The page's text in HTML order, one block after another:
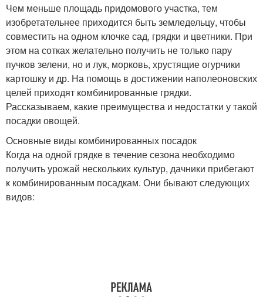
Чем меньше площадь придомового участка, тем
изобретательнее приходится быть земледельцу, чтобы
совместить на одном клочке сад, грядки и цветники. При
этом на сотках желательно получить не только пару
пучков зелени, но и лук, морковь, хрустящие огурчики
картошку и др. На помощь в достижении наполеоновских
целей приходят комбинированные грядки.
Рассказываем, какие преимущества и недостатки у такой
посадки овощей.
Основные виды комбинированных посадок
Когда на одной грядке в течение сезона необходимо
получить урожай нескольких культур, дачники прибегают
к комбинированным посадкам. Они бывают следующих
видов: